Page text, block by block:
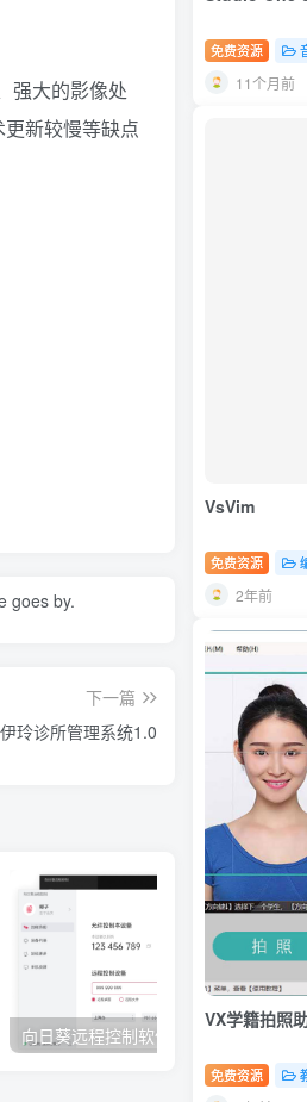
强大的影像处
新较慢等缺点
goes by.
下一篇
伊玲诊所管理系统1.0
向日葵远程控制软件15.8.2
免费资源
11个月前
VsVim
免费资源
2年前
VX学籍拍照
免费资源